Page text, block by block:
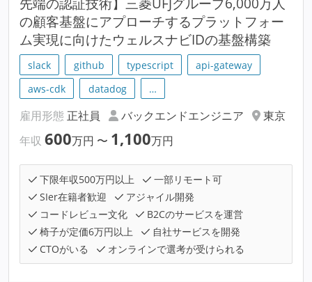
の顧客基盤にアプローチするプラットフォー
ム実現に向けたウェルスナビIDの基盤構築
slack github typescript
api-gateway
aws-cdk
datadog …
雇用形態 正社員 バックエンドエンジニア
東京
年収 600万円 〜 1,100万円
下限年収500万円以上
一部リモート可
SIer在籍者歓迎
アジャイル開発
コードレビュー文化
B2Cのサービスを運営
椅子が定価6万円以上
自社サービスを開発
CTOがいる
オンラインで選考が受けられる